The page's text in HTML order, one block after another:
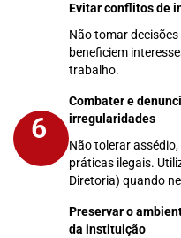
Evitar conflitos de
Não tomar
beneficiem
trabalho.
6
Combater e
irregularidades
Não tolerar
práticas ilegais.
Diretoria) quando
Preservar o
da instituição